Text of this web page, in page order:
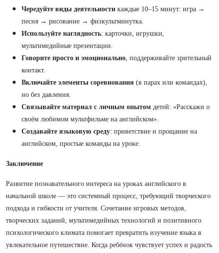
Чередуйте виды деятельности каждые 10–15 минут: игра →
песня → рисование → физкультминутка.
Используйте наглядность: карточки, игрушки,
мультимедийные презентации.
Говорите просто и эмоционально, поддерживайте зрительный
контакт.
Включайте элементы соревнования (в парах или командах),
но без давления.
Связывайте материал с личным опытом детей: «Расскажи о
своём любимом мультфильме на английском».
Создавайте языковую среду: приветствие и прощание на
английском, простые команды на уроке.
Заключение
Развитие познавательного интереса на уроках английского в
начальной школе — это системный процесс, требующий творческого
подхода и гибкости от учителя. Сочетание игровых методов,
творческих заданий, мультимедийных технологий и позитивного
психологического климата помогает превратить изучение языка в
увлекательное путешествие. Когда ребёнок чувствует успех и радость